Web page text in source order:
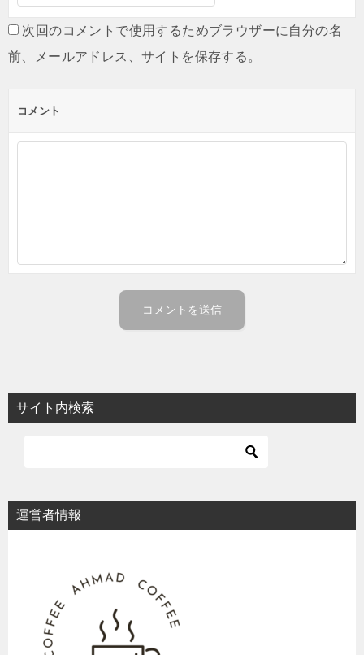
次回のコメントで使用するためブラウザーに自分の名
前、メールアドレス、サイトを保存する。
コメント
サイト内検索
運営者情報